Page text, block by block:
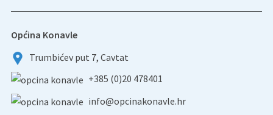
Općina Konavle
Trumbićev put 7, Cavtat
+385 (0)20 478401
info@opcinakonavle.hr